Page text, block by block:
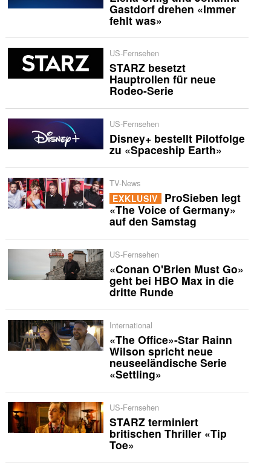
Gastdorf drehen «Immer
fehlt was»
US-Fernsehen
STARZ besetzt
Hauptrollen für neue
Rodeo-Serie
US-Fernsehen
Disney+ bestellt Pilotfolge
zu «Spaceship Earth»
TV-News
EXKLUSIV ProSieben legt
«The Voice of Germany»
auf den Samstag
US-Fernsehen
«Conan O'Brien Must Go»
geht bei HBO Max in die
dritte Runde
International
«The Office»-Star Rainn
Wilson spricht neue
neuseeländische Serie
«Settling»
US-Fernsehen
STARZ terminiert
britischen Thriller «Tip
Toe»